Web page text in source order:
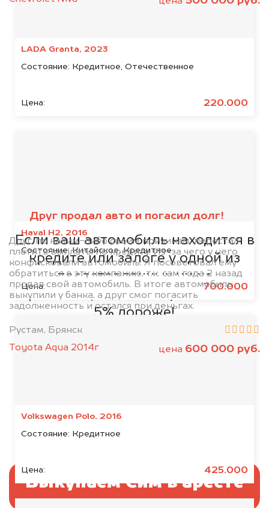
LADA Granta, 2023
Состояние: Кредитное, Отечественное
Цена: 220.000
Haval H2, 2016
Состояние:Китайское, Кредитное
Цена: 700.000
Volkswagen Polo, 2016
Состояние: Кредитное
Цена: 425.000
Друг продал авто и погасил долг!
Друг, по каким-либо своим причинам, перестал
платить выплаты по кредиту. Из-за чего у него
конфисковали автомобиль. Я посоветовал ему
обратиться в эту компанию, т.к. сам года 2 назад
продал свой автомобиль. В итоге автомобиль
выкупили у банка, а друг смог погасить
задолженность и остался при деньгах.
Рустам, Брянск
Toyota Aqua 2014г
цена 600 000 руб.
банками
Если ваш автомобиль находится в
кредите или залоге у одной из
представленных ниже
организаций, то мы купим его на
5% дороже!
Выкупаем Сим в аресте